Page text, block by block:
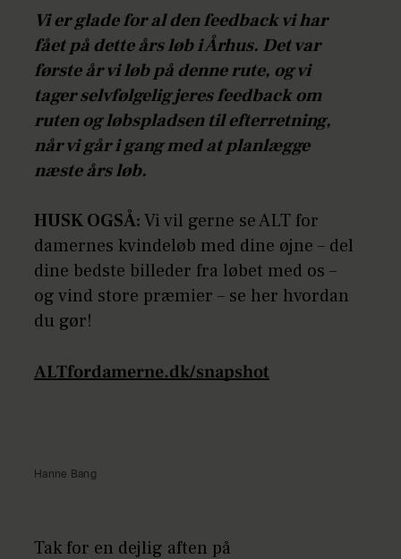
Vi er glade for al den feedback vi har
fået på dette års løb i Århus. Det var
første år vi løb på denne rute, og vi
tager selvfølgelig jeres feedback om
ruten og løbspladsen til efterretning,
når vi går i gang med at planlægge
næste års løb.
HUSK OGSÅ:Vi vil gerne se ALT for
damernes kvindeløb med dine øjne – del
dine bedste billeder fra løbet med os –
og vind store præmier – se her hvordan
du gør!
ALTfordamerne.dk/snapshot
Hanne Bang
Tak for en dejlig aften på